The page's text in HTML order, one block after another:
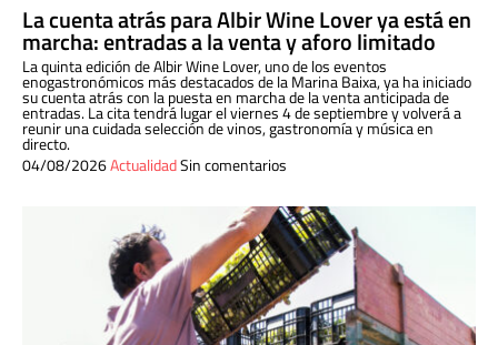
La cuenta atrás para Albir Wine Lover ya está en
marcha: entradas a la venta y aforo limitado
La quinta edición de Albir Wine Lover, uno de los eventos
enogastronómicos más destacados de la Marina Baixa, ya ha iniciado
su cuenta atrás con la puesta en marcha de la venta anticipada de
entradas. La cita tendrá lugar el viernes 4 de septiembre y volverá a
reunir una cuidada selección de vinos, gastronomía y música en
directo.
04/08/2026ActualidadSin comentarios